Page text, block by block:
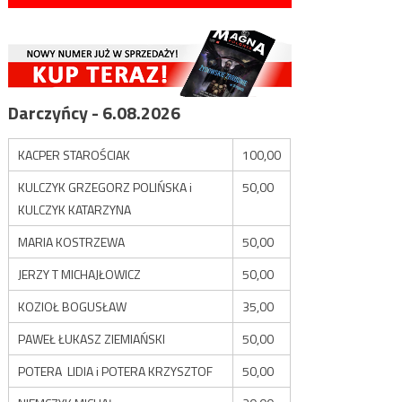
Darczyńcy - 6.08.2026
KACPER STAROŚCIAK
100,00
KULCZYK GRZEGORZ POLIŃSKA i
KULCZYK KATARZYNA
50,00
MARIA KOSTRZEWA
50,00
JERZY T MICHAJŁOWICZ
50,00
KOZIOŁ BOGUSŁAW
35,00
PAWEŁ ŁUKASZ ZIEMIAŃSKI
50,00
POTERA LIDIA i POTERA KRZYSZTOF
50,00